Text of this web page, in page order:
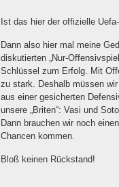
Ist das hier der offizielle
Dann also hier mal meine
diskutierten „Nur-
Schlüssel zum Erfolg. Mit
zu stark. Deshalb müssen
aus einer gesicherten
unsere „Briten“: Vasi und
Dann brauchen wir noch
Chancen kommen.
Bloß keinen Rückstand!